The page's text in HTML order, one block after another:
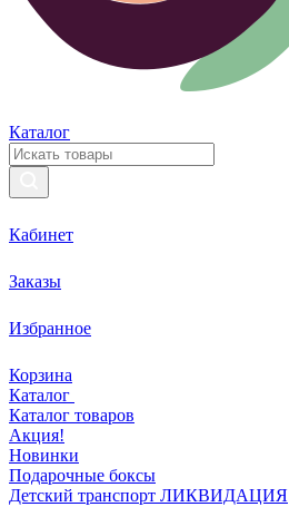
Каталог
Кабинет
Заказы
Избранное
Корзина
Каталог
Каталог товаров
Акция!
Новинки
Подарочные боксы
Детский транспорт ЛИКВИДАЦИЯ